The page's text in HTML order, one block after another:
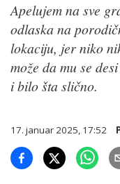
Apelujem na sve
odlaska na
lokaciju, jer niko
može da mu se
i bilo šta slično.
17. januar 2025, 17:52